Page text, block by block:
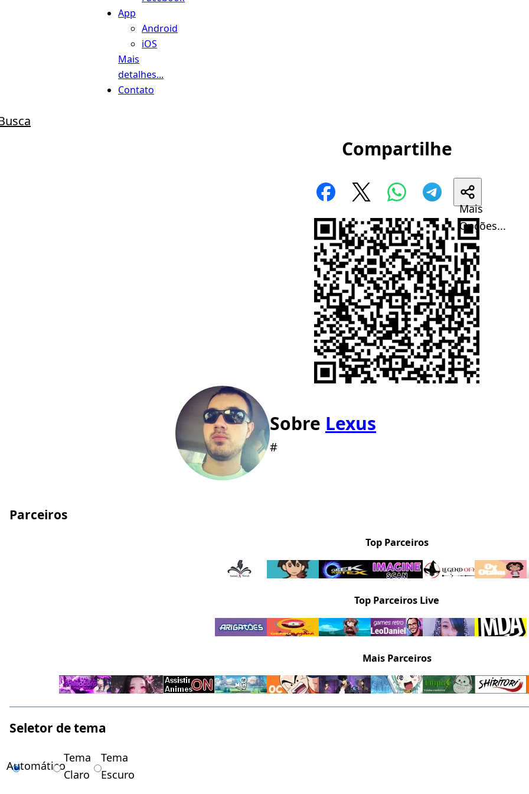
App
Android
iOS
Mais
detalhes...
Contato
Compartilhe
Mais
Opções...
Sobre Lexus
#
Parceiros
Top Parceiros
Top Parceiros Live
Mais Parceiros
Seletor de tema
Automático
Tema
Claro
Tema
Escuro